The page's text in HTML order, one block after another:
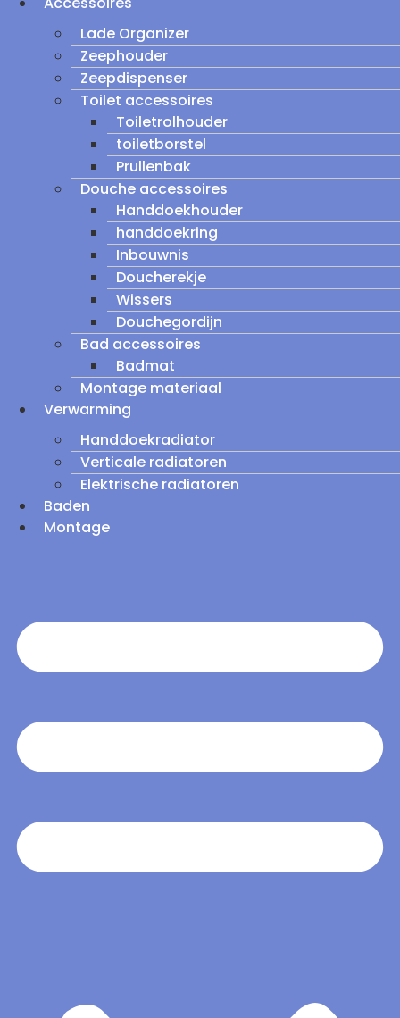
Lade Organizer
Zeephouder
Zeepdispenser
Toilet accessoires
Toiletrolhouder
toiletborstel
Prullenbak
Douche accessoires
Handdoekhouder
handdoekring
Inbouwnis
Doucherekje
Wissers
Douchegordijn
Bad accessoires
Badmat
Montage materiaal
Verwarming
Handdoekradiator
Verticale radiatoren
Elektrische radiatoren
Baden
Montage